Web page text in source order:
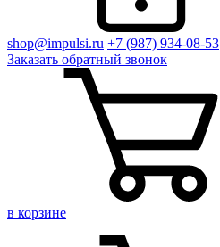
shop@impulsi.ru +7 (987) 934-08-53
Заказать обратный звонок
в корзине